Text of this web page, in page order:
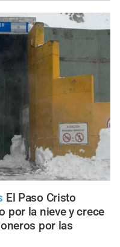
El Paso Cristo
por la nieve y crece
por las